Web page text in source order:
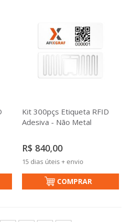
Kit 300pçs Etiqueta RFID
Adesiva - Não Metal
R$ 840,00
15 dias úteis + envio
COMPRAR